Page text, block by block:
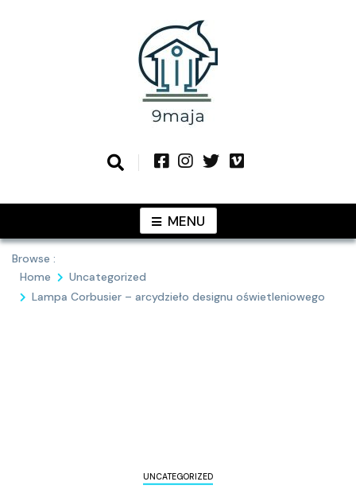
9MAJApomysłami
MENU
Browse :
Home
Uncategorized
Lampa Corbusier – arcydzieło designu oświetleniowego
UNCATEGORIZED